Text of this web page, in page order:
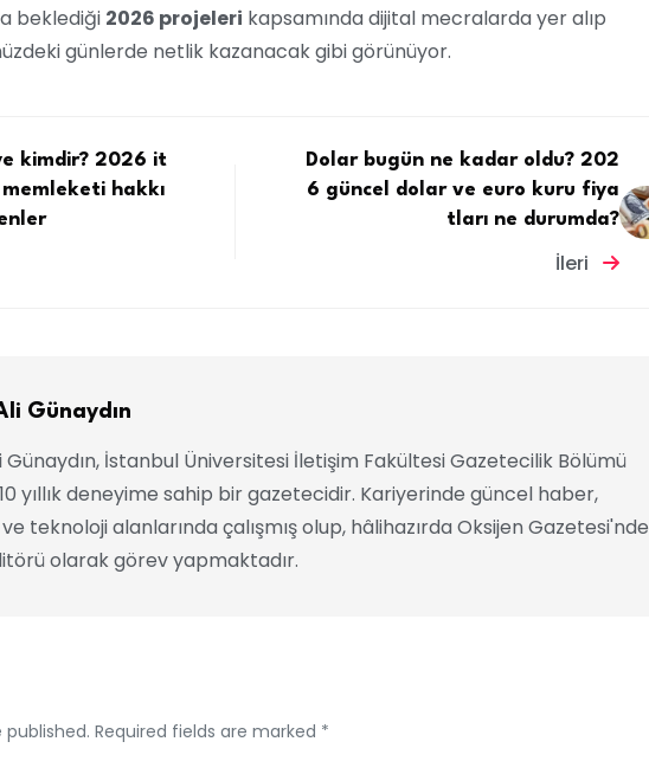
beklediği 2026 projeleri kapsamında dijital mecralarda yer alıp
günlerde netlik kazanacak gibi görünüyor.
kimdir? 2026 it
memleketi hakkı
Dolar bugün ne kadar oldu? 202
6 güncel dolar ve euro kuru fiya
tları ne durumda?
İleri
Günaydın
Günaydın, İstanbul Üniversitesi İletişim Fakültesi Gazetecilik Bölümü
yıllık deneyime sahip bir gazetecidir. Kariyerinde güncel haber,
teknoloji alanlarında çalışmış olup, hâlihazırda Oksijen Gazetesi'nde
olarak görev yapmaktadır.
Required fields are marked *